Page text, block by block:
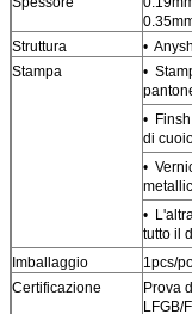
Struttura
•
Stampa
•
•
di
•
•
tutto il
Imballaggio
1pcs/
Certificazione
Prova
LFGB/